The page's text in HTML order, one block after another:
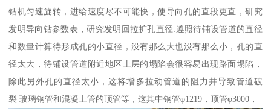
钻机匀速旋转，进给速度尽不可能快，使导向孔的直段更直，研究
发明导向钻参数表，研究发明回拉扩孔直径:遵照待铺设管道的直径
和数量计算待形成孔的小直径，没有那么大也没有那么小，孔的直
径太大，待铺设管道附近地区土层的塌陷会很容易出现路面塌陷，
除此另外孔的直径太小，这将增多拉动管道的阻力并导致管道破
裂 玻璃钢管和混凝土管的顶管等，这其中钢管φ1219，顶管φ3000，